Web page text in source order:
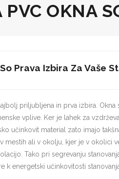
OKNA
Prava Izbira Za Vaše
priljubljena in prva izbira.
vplive. Ker je lahek za
učinkovit material zato imajo
mestih ali v okolju, kjer je v okolici
Tako pri segrevanju
energetski učinkovitosti